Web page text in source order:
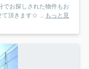
でお探しされた物件もお
て頂きます☆ ...
もっと見